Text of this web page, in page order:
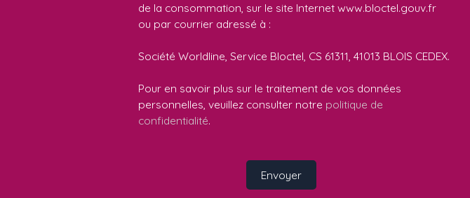
de la consommation, sur le site Internet www.bloctel.gouv.fr
ou par courrier adressé à :
Société Worldline, Service Bloctel, CS 61311, 41013 BLOIS CEDEX.
Pour en savoir plus sur le traitement de vos données
personnelles, veuillez consulter notre politique de
confidentialité.
Envoyer